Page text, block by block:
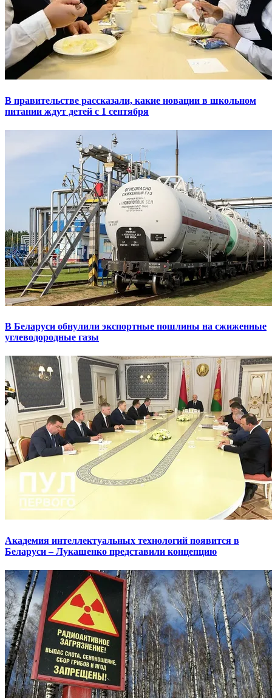
В правительстве рассказали, какие новации в школьном
питании ждут детей с 1 сентября
В Беларуси обнулили экспортные пошлины на сжиженные
углеводородные газы
Академия интеллектуальных технологий появится в
Беларуси – Лукашенко представили концепцию